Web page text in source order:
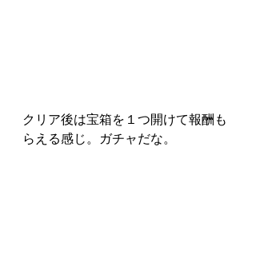
クリア後は宝箱を１つ開けて報酬も
らえる感じ。ガチャだな。